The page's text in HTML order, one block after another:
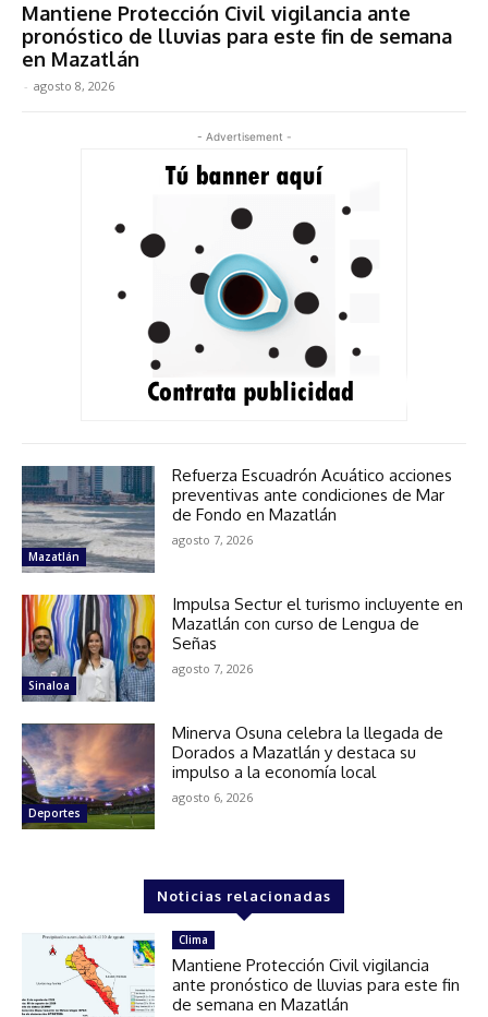
Mantiene Protección Civil vigilancia ante
pronóstico de lluvias para este fin de semana
en Mazatlán
- agosto 8, 2026
- Advertisement -
Mazatlán
Refuerza Escuadrón Acuático acciones
preventivas ante condiciones de Mar
de Fondo en Mazatlán
agosto 7, 2026
Sinaloa
Impulsa Sectur el turismo incluyente en
Mazatlán con curso de Lengua de
Señas
agosto 7, 2026
Deportes
Minerva Osuna celebra la llegada de
Dorados a Mazatlán y destaca su
impulso a la economía local
agosto 6, 2026
Noticias relacionadas
Clima
Mantiene Protección Civil vigilancia
ante pronóstico de lluvias para este fin
de semana en Mazatlán